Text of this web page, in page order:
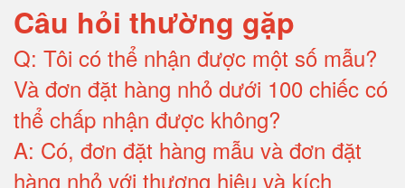
Câu hỏi thường gặp
Q: Tôi có thể nhận được một số mẫu?
Và đơn đặt hàng nhỏ dưới 100 chiếc có
thể chấp nhận được không?
A: Có, đơn đặt hàng mẫu và đơn đặt
hàng nhỏ với thương hiệu và kích